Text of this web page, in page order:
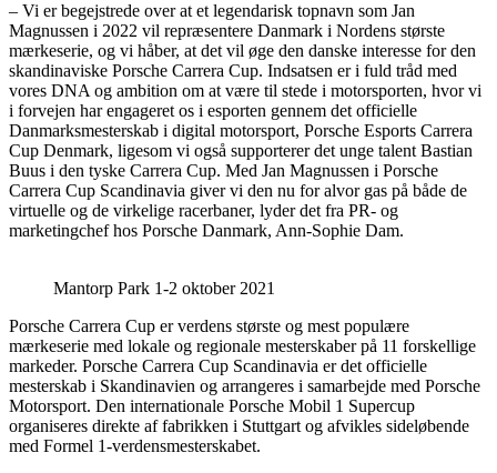
– Vi er begejstrede over at et legendarisk topnavn som Jan
Magnussen i 2022 vil repræsentere Danmark i Nordens største
mærkeserie, og vi håber, at det vil øge den danske interesse for den
skandinaviske Porsche Carrera Cup. Indsatsen er i fuld tråd med
vores DNA og ambition om at være til stede i motorsporten, hvor vi
i forvejen har engageret os i esporten gennem det officielle
Danmarksmesterskab i digital motorsport, Porsche Esports Carrera
Cup Denmark, ligesom vi også supporterer det unge talent Bastian
Buus i den tyske Carrera Cup. Med Jan Magnussen i Porsche
Carrera Cup Scandinavia giver vi den nu for alvor gas på både de
virtuelle og de virkelige racerbaner, lyder det fra PR- og
marketingchef hos Porsche Danmark, Ann-Sophie Dam.
Mantorp Park 1-2 oktober 2021
Porsche Carrera Cup er verdens største og mest populære
mærkeserie med lokale og regionale mesterskaber på 11 forskellige
markeder. Porsche Carrera Cup Scandinavia er det officielle
mesterskab i Skandinavien og arrangeres i samarbejde med Porsche
Motorsport. Den internationale Porsche Mobil 1 Supercup
organiseres direkte af fabrikken i Stuttgart og afvikles sideløbende
med Formel 1-verdensmesterskabet.